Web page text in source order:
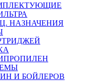
НАЗНАЧЕНИЯ
И БОЙЛЕРОВ